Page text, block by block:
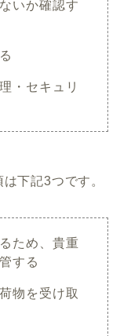
いか確認す
・セキュリ
下記3つです。
ため、貴重
する
物を受け取